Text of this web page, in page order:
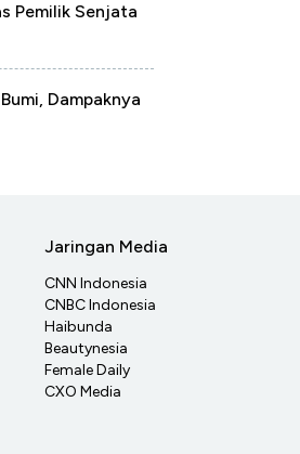
Pemilik Senjata
Dampaknya
Jaringan Media
CNN Indonesia
CNBC Indonesia
Haibunda
Beautynesia
Female Daily
CXO Media